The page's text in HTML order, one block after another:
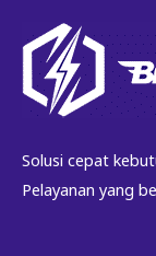
Solusi cepat
Pelayanan yang